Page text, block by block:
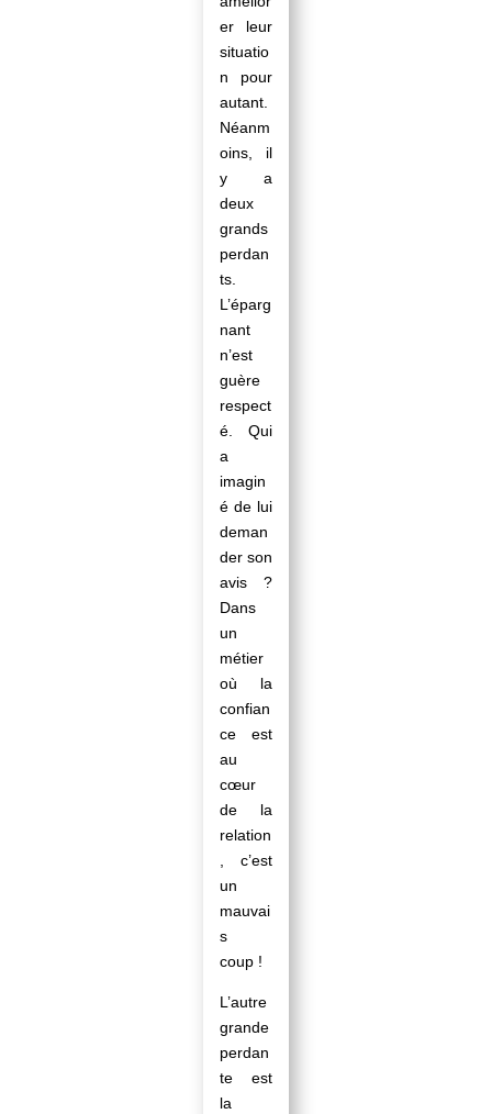
er leur
situatio
n pour
autant.
Néanm
oins, il
y a
deux
grands
perdan
ts.
L’éparg
nant
n’est
guère
respect
é. Qui
a
imagin
é de lui
deman
der son
avis ?
Dans
un
métier
où la
confian
ce est
au
cœur
de la
relation
, c’est
un
mauvai
s
coup !
L’autre
grande
perdan
te est
la